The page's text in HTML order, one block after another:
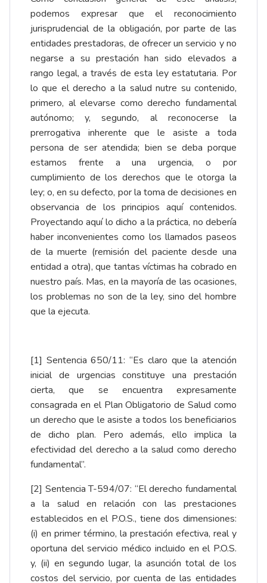
podemos expresar que el reconocimiento
jurisprudencial de la obligación, por parte de las
entidades prestadoras, de ofrecer un servicio y no
negarse a su prestación han sido elevados a
rango legal, a través de esta ley estatutaria. Por
lo que el derecho a la salud nutre su contenido,
primero, al elevarse como derecho fundamental
autónomo; y, segundo, al reconocerse la
prerrogativa inherente que le asiste a toda
persona de ser atendida; bien se deba porque
estamos frente a una urgencia, o por
cumplimiento de los derechos que le otorga la
ley; o, en su defecto, por la toma de decisiones en
observancia de los principios aquí contenidos.
Proyectando aquí lo dicho a la práctica, no debería
haber inconvenientes como los llamados paseos
de la muerte (remisión del paciente desde una
entidad a otra), que tantas víctimas ha cobrado en
nuestro país. Mas, en la mayoría de las ocasiones,
los problemas no son de la ley, sino del hombre
que la ejecuta.
[1] Sentencia 650/11: “Es claro que la atención
inicial de urgencias constituye una prestación
cierta, que se encuentra expresamente
consagrada en el Plan Obligatorio de Salud como
un derecho que le asiste a todos los beneficiarios
de dicho plan. Pero además, ello implica la
efectividad del derecho a la salud como derecho
fundamental”.
[2] Sentencia T-594/07: “El derecho fundamental
a la salud en relación con las prestaciones
establecidos en el P.O.S., tiene dos dimensiones:
(i) en primer término, la prestación efectiva, real y
oportuna del servicio médico incluido en el P.O.S.
y, (ii) en segundo lugar, la asunción total de los
costos del servicio, por cuenta de las entidades